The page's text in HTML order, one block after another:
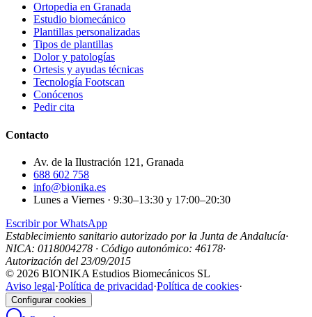
Ortopedia en Granada
Estudio biomecánico
Plantillas personalizadas
Tipos de plantillas
Dolor y patologías
Ortesis y ayudas técnicas
Tecnología Footscan
Conócenos
Pedir cita
Contacto
Av. de la Ilustración 121, Granada
688 602 758
info@bionika.es
Lunes a Viernes · 9:30–13:30 y 17:00–20:30
Escribir por WhatsApp
Establecimiento sanitario autorizado por la Junta de Andalucía·
NICA: 0118004278 · Código autonómico: 46178·
Autorización del 23/09/2015
© 2026 BIONIKA Estudios Biomecánicos SL
Aviso legal·Política de privacidad·Política de cookies·
Configurar cookies